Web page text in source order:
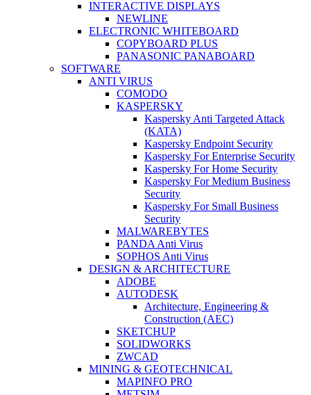
INTERACTIVE DISPLAYS
NEWLINE
ELECTRONIC WHITEBOARD
COPYBOARD PLUS
PANASONIC PANABOARD
SOFTWARE
ANTI VIRUS
COMODO
KASPERSKY
Kaspersky Anti Targeted Attack
(KATA)
Kaspersky Endpoint Security
Kaspersky For Enterprise Security
Kaspersky For Home Security
Kaspersky For Medium Business
Security
Kaspersky For Small Business
Security
MALWAREBYTES
PANDA Anti Virus
SOPHOS Anti Virus
DESIGN & ARCHITECTURE
ADOBE
AUTODESK
Architecture, Engineering &
Construction (AEC)
SKETCHUP
SOLIDWORKS
ZWCAD
MINING & GEOTECHNICAL
MAPINFO PRO